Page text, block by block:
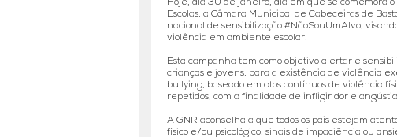
Hoje, dia 30 de janeiro, dia em que se comemora
Escolas, a Câmara Municipal de Cabeceiras de
nacional de sensibilização #NãoSouUmAlvo,
violência em ambiente escolar.
Esta campanha tem como objetivo alertar e
crianças e jovens, para a existência de violência
bullying, baseado em atos contínuos de violência
repetidos, com a finalidade de infligir dor e
A GNR aconselha a que todos os pais estejam
físico e/ou psicológico, sinais de impaciência ou